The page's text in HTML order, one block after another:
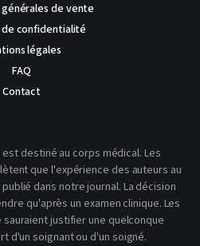
de vente
confidentialité
légales
FAQ
Contact
est destiné au corps médical. Les
que l'expérience des auteurs au
dans notre journal. La décision
qu'après un examen clinique. Les
justifier une quelconque
d'un soignant ou d'un soigné.